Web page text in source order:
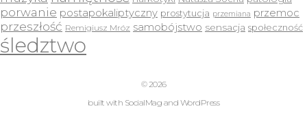
porwanie postapokaliptyczny prostytucja przemiana przemoc
przeszłość Remigiusz Mróz samobójstwo sensacja społeczność
śledztwo
© 2026
built with SocialMag and WordPress